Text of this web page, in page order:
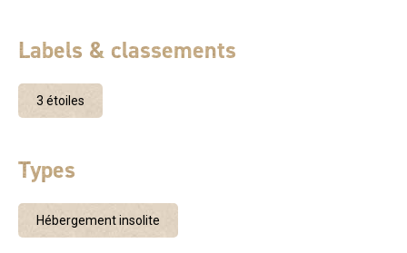
Labels & classements
3 étoiles
Types
Hébergement insolite